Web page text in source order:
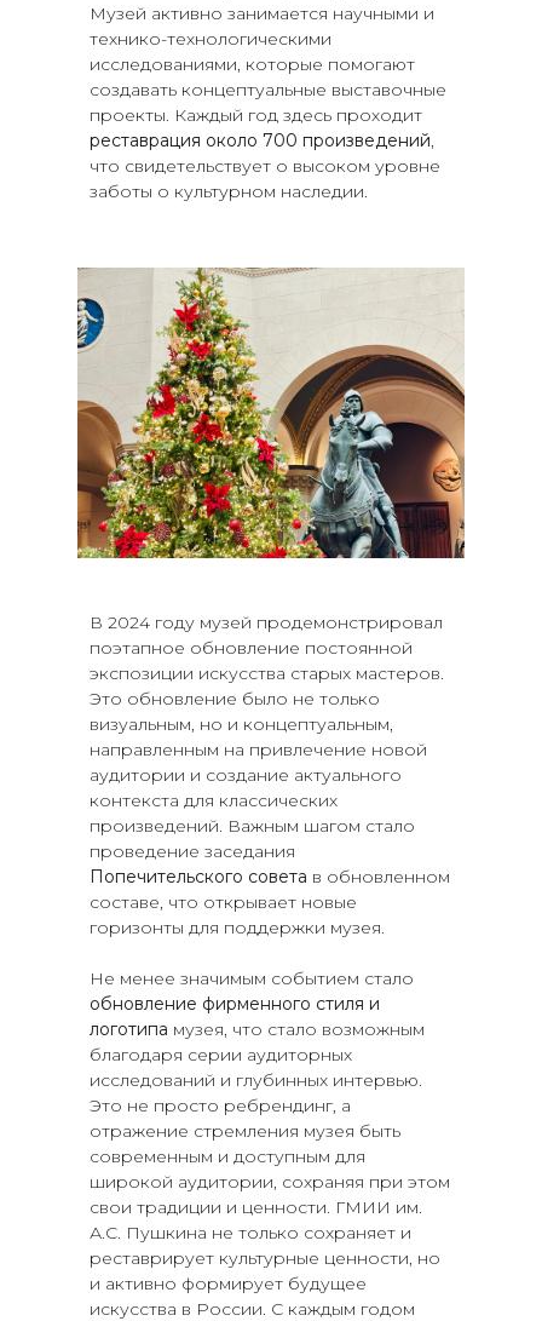
Музей активно занимается научными и
технико-технологическими
исследованиями, которые помогают
создавать концептуальные выставочные
проекты. Каждый год здесь проходит
реставрация около 700 произведений
что свидетельствует о высоком уровне
заботы о культурном наследии.
В 2024 году музей продемонстрировал
поэтапное обновление постоянной
экспозиции искусства старых мастеров.
Это обновление было не только
визуальным, но и концептуальным,
направленным на привлечение новой
аудитории и создание актуального
контекста для классических
произведений. Важным шагом стало
проведение заседания
Попечительского совета в обновленном
составе, что открывает новые
горизонты для поддержки музея.
Не менее значимым событием стало
обновление фирменного стиля и
логотипа музея, что стало возможным
благодаря серии аудиторных
исследований и глубинных интервью.
Это не просто ребрендинг, а
отражение стремления музея быть
современным и доступным для
широкой аудитории, сохраняя при этом
свои традиции и ценности. ГМИИ им.
А.С. Пушкина не только сохраняет и
реставрирует культурные ценности, но
и активно формирует будущее
искусства в России. С каждым годом